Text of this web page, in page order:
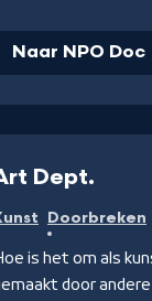
Naar NPO Doc
Dept.
Doorbreken
is het om als
door